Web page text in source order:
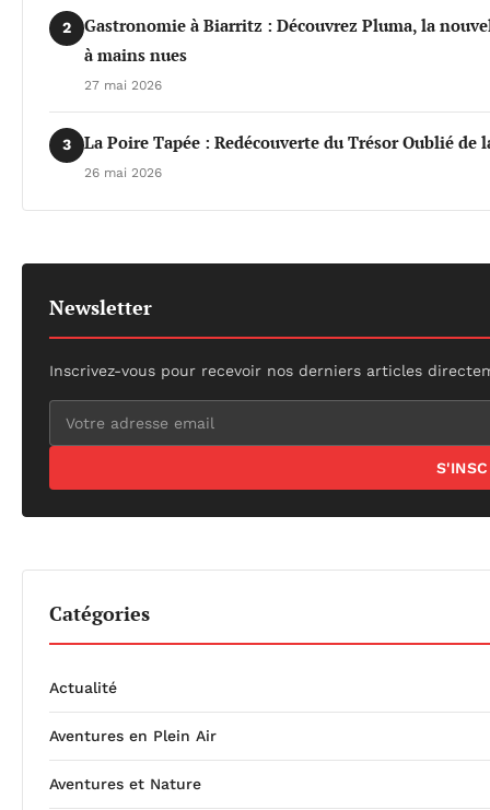
2
Gastronomie à Biarritz : Découvrez Pluma, la
à mains nues
27 mai 2026
3 La Poire Tapée : Redécouverte du Trésor Oublié de
26 mai 2026
Newsletter
Inscrivez-vous pour recevoir nos derniers articles
Catégories
Actualité
Aventures en Plein Air
Aventures et Nature